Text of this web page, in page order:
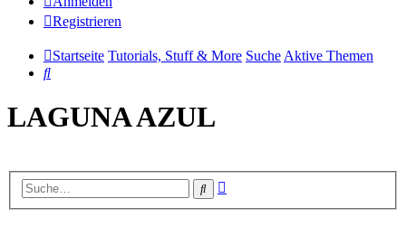
Registrieren
Startseite Tutorials, Stuff & More Suche Aktive Themen
Suche
LAGUNA AZUL
Suche